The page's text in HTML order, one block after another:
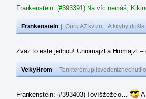
Frankenstein: (#393391) Na víc nemáš,
Frankenstein Guru AZ kvízu... A kdyby
Zvaž to eště jednou! Chromajzl a Hromajzl
VelkyHrom
Frankenstein: (#393403) Tovíšžežejo…